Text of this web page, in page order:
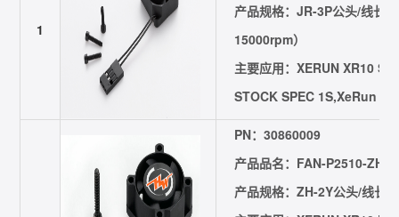
1
产品规格：JR-3P公头/线长
15000rpm）
主要应用：XERUN XR10
STOCK SPEC 1S,XeRun
PN：30860009
产品品名：FAN-P2510-
产品规格：ZH-2Y公头/线长